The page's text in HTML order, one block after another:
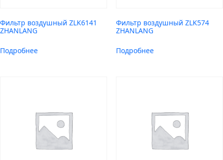
Фильтр воздушный ZLK6141
ZHANLANG
Подробнее
Фильтр воздушный ZLK574
ZHANLANG
Подробнее